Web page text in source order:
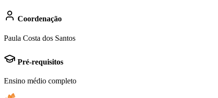
Coordenação
Paula Costa dos Santos
Pré-requisitos
Ensino médio completo